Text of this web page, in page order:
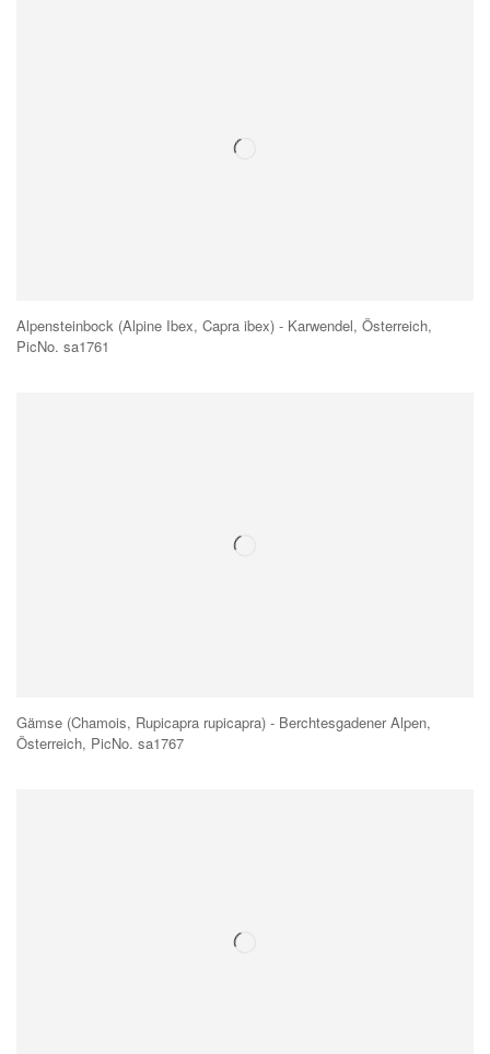
Alpensteinbock (Alpine Ibex, Capra ibex) - Karwendel, Österreich,
PicNo. sa1761
Gämse (Chamois, Rupicapra rupicapra) - Berchtesgadener Alpen,
Österreich, PicNo. sa1767